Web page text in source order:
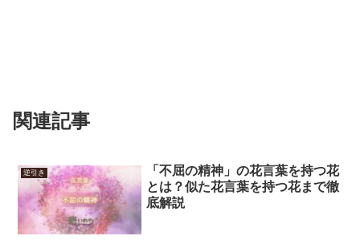
関連記事
逆引き
「不屈の精神」の花言葉を持つ花
とは？似た花言葉を持つ花まで徹
底解説